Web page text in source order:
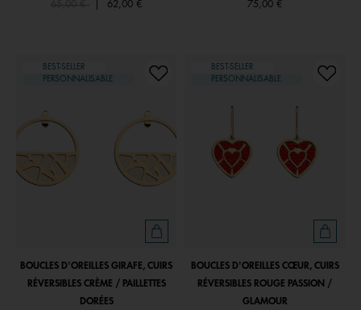
Price reduced from
65,00 € 62,00 € 75,00 €
BEST-SELLER
PERSONNALISABLE
BOUCLES D'OREILLES GIRAFE, CUIRS
RÉVERSIBLES CRÈME / PAILLETTES
DORÉES
BEST-SELLER
PERSONNALISABLE
BOUCLES D'OREILLES CŒUR, CUIRS
RÉVERSIBLES ROUGE PASSION /
GLAMOUR